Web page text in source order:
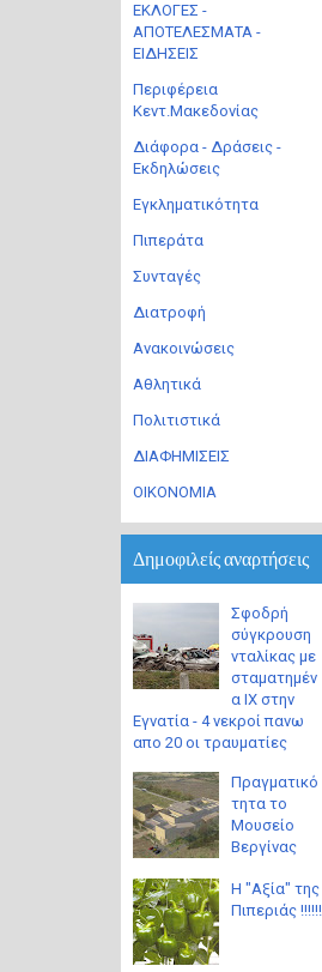
ΕΚΛΟΓΕΣ -
ΑΠΟΤΕΛΕΣΜΑΤΑ -
ΕΙΔΗΣΕΙΣ
Περιφέρεια
Κεντ.Μακεδονίας
Διάφορα - Δράσεις -
Εκδηλώσεις
Εγκληματικότητα
Πιπεράτα
Συνταγές
Διατροφή
Ανακοινώσεις
Αθλητικά
Πολιτιστικά
ΔΙΑΦΗΜΙΣΕΙΣ
ΟΙΚΟΝΟΜΙΑ
Δημοφιλείς αναρτήσεις
Σφοδρή
σύγκρουση
νταλίκας με
σταματημέν
α ΙΧ στην
Εγνατία - 4 νεκροί πανω
απο 20 οι τραυματίες
Πραγματικό
τητα το
Μουσείο
Βεργίνας
Η "Αξία" της
Πιπεριάς !!!!!!